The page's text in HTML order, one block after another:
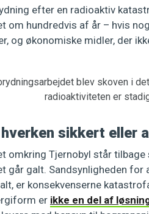
efter en radioaktiv
om hundredvis af år – hvis
og økonomiske midler, der
blev skoven i
radioaktiviteten er
sikkert eller
omkring Tjernobyl står
går galt. Sandsynligheden
er konsekvenserne
er ikke en del af